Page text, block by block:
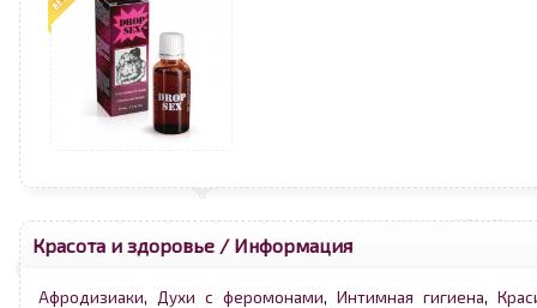
Красота и здоровье / Информация
Афродизиаки, Духи с феромонами,Интимная гигиена,